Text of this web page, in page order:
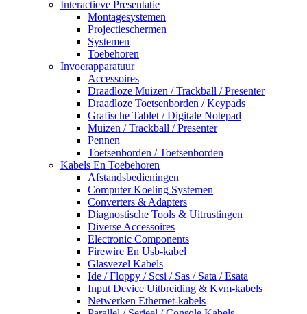
Interactieve Presentatie
Montagesystemen
Projectieschermen
Systemen
Toebehoren
Invoerapparatuur
Accessoires
Draadloze Muizen / Trackball / Presenter
Draadloze Toetsenborden / Keypads
Grafische Tablet / Digitale Notepad
Muizen / Trackball / Presenter
Pennen
Toetsenborden / Toetsenborden
Kabels En Toebehoren
Afstandsbedieningen
Computer Koeling Systemen
Converters & Adapters
Diagnostische Tools & Uitrustingen
Diverse Accessoires
Electronic Components
Firewire En Usb-kabel
Glasvezel Kabels
Ide / Floppy / Scsi / Sas / Sata / Esata
Input Device Uitbreiding & Kvm-kabels
Netwerken Ethernet-kabels